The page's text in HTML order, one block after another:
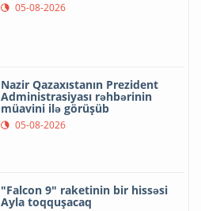
05-08-2026
Nazir Qazaxıstanın Prezident
Administrasiyası rəhbərinin
müavini ilə görüşüb
05-08-2026
"Falcon 9" raketinin bir hissəsi
Ayla toqquşacaq